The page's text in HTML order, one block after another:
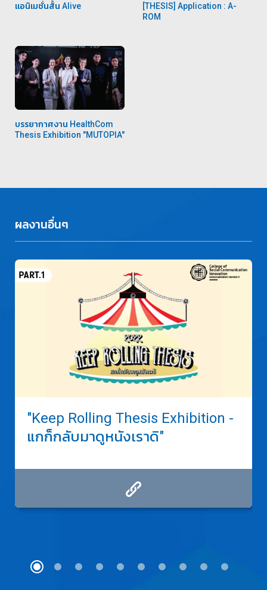
แอนิเมชั่นสั้น Alive
[THESIS] Application : A-
ROM
บรรยากาศงาน HealthCom
Thesis Exhibition "MUTOPIA"
ผลงานอื่นๆ
"Keep Rolling Thesis Exhibition -
แกก็กลับมาดูหนังเราดิ"